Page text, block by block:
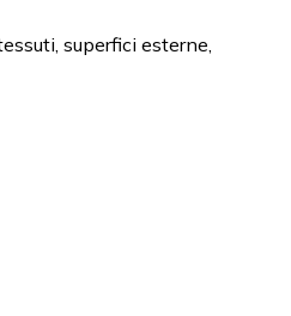
superfici esterne,